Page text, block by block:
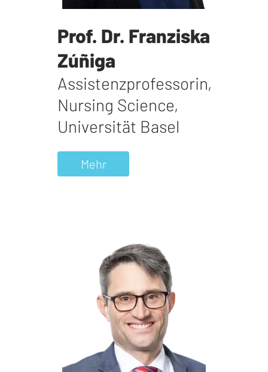
Prof. Dr. Franziska
Zúñiga
Assistenzprofessorin,
Nursing Science,
Universität Basel
Mehr